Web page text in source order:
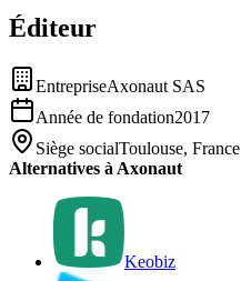
Éditeur
EntrepriseAxonaut SAS
Année de fondation2017
Siège socialToulouse, France
Alternatives à Axonaut
Keobiz